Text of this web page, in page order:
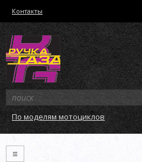
Контакты
По моделям мотоциклов
≡